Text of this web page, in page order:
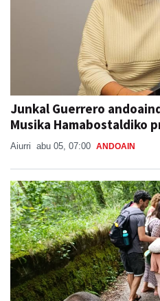
Junkal Guerrero
Musika Hamabostaldiko
Aiurri abu 05, 07:00 ANDOAIN